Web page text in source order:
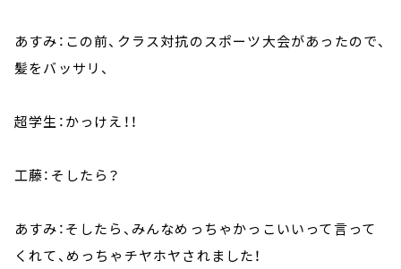
あすみ：この前、クラス対抗のスポーツ大会があったので、
髪をバッサリ、
超学生：かっけえ！！
工藤：そしたら？
あすみ：そしたら、みんなめっちゃかっこいいって言って
くれて、めっちゃチヤホヤされました！